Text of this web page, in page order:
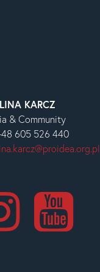
KARCZ
& Community
605 526 440